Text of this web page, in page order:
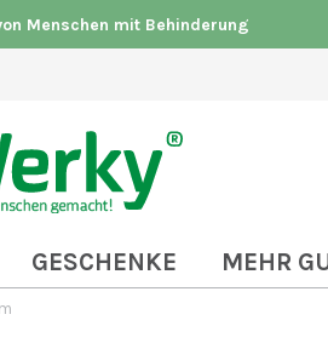
Menschen mit Behinderung
GESCHENKE MEHR